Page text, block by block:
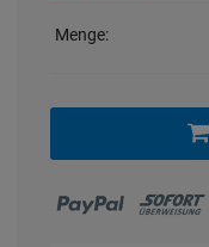
Menge: